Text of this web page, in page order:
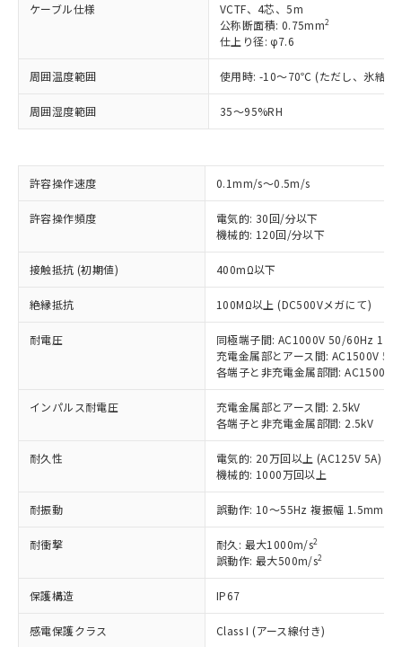
ケーブル仕様
VCTF、4芯、5m
公称断面積: 0.75mm2
仕上り径: φ7.6
周囲温度範囲 使用時: -10～70℃ (ただし、氷結し
周囲湿度範囲 35～95%RH
許容操作速度 0.1mm/s～0.5m/s
許容操作頻度
電気的: 30回/分以下
機械的: 120回/分以下
接触抵抗 (初期値) 400mΩ以下
絶縁抵抗 100MΩ以上 (DC500Vメガにて)
耐電圧
同極端子間: AC1000V 50/60Hz
充電金属部とアース間: AC1500V
各端子と非充電金属部間: AC1500V
インパルス耐電圧
充電金属部とアース間: 2.5kV
各端子と非充電金属部間: 2.5kV
耐久性
電気的: 20万回以上 (AC125V 5A)
機械的: 1000万回以上
耐振動 誤動作: 10～55Hz 複振幅 1.5mm
耐衝撃 耐久: 最大1000m/s2
誤動作: 最大500m/s2
保護構造 IP67
感電保護クラス Class I (アース線付き)
ご利用条件
以下の条件をお読みいただき、同意のうえ
本サービスは、当社制御機器事業取扱
商品の当社在庫状況および標準価格
(税抜)を提供させていただくもので
当社制御機器事業取扱商品の中には、
本サービスの対象外となる商品もある
在庫状況および標準価格照会結果は、
記載している更新日時点での社内デー
タに基づき作成されるものであり、閲
覧された時点での実際の在庫および標
準価格とは異なる場合があることをご
了承ください。
※1 対応状況
対応済み：EU RoHS指令（10物質）の
非含有に対応した製品が提供可能な商品で
す。
対応予定：EU RoHS指令（10物質）の非含
有に対応した製品に切り替える予定のある
対応予定なし：EU RoHS指令（10物質）の
非含有に非対応の商品で、対応品を出す予
調査・確認中：EU RoHS指令（10物質）の
非含有の対応状況を調査中または確認中の
非該当品：ライセンス料など無形物で、有
害物質有無と関係のない商品です。
仕入先様の事情により、非含有部品として
いたものが、含有品と判明した場合などや
むを得ず変更することがあります。
鉛(Pb) 1000ppm以下、 水銀(Hg) 1000ppm以下、 カド
ミウム(Cd) 100ppm以下、
六価クロム(Cr(Ⅵ)) 1000ppm以下、ポリ臭化ビフェニル
類(PBB) 1000ppm以下、ポリ臭化ジフェニルエーテル類
(PBDE) 1000ppm以下、フタル酸ビス(2-エチルヘキシ
※1 中国RoHS○×表
「○」：最大均質材料含有率が中国RoHSの
基準値以下であることを示します。
「×」：最大均質材料含有率が中国RoHSの
基準値を超えていることを示します。
「－」：未確認です。当社販売部門へお問
Pb(鉛) :1000ppm、 Hg(水銀) : 1000ppm、 Cd(カドミウ
Cr(Ⅵ)(六価クロム) : 1000ppm、 PBBs(ポリ臭化ビフェ
ニル類) : 1000ppm、 PBDEs(ポリ臭化ジフェニルエーテ
当社は、これら貴社製品のうち、外国
為替および外国貿易法に定める商品
（以下｢規制貨物等」という）を輸出
または国外への提供する場合は、日本
国政府の輸出許可(または役務取引許
可)を取得するなどの必要な手続きを
とります。
○ 一定数以上の在庫あり